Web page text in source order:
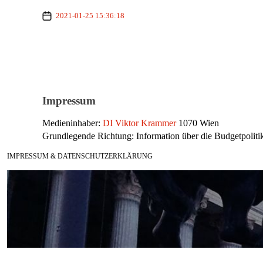
2021-01-25 15:36:18
Impressum
Medieninhaber: DI Viktor Krammer1070 Wien
Grundlegende Richtung: Information über die
IMPRESSUM & DATENSCHUTZERKLÄRUNG